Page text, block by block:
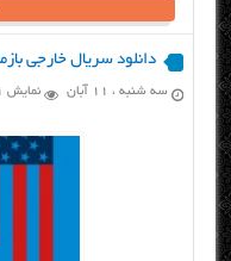
دانلود سریال خارجی
سه شنبه ، ۱۱ آبان نمایش 2,171